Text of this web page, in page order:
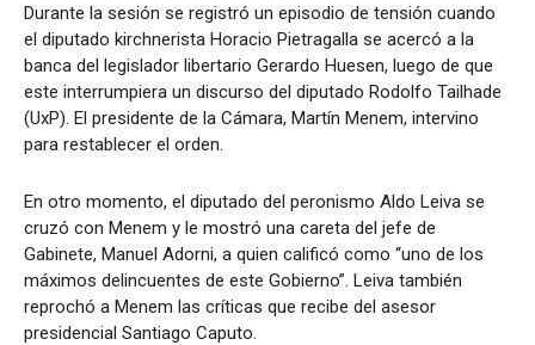
Durante la sesión se registró un episodio de tensión cuando
el diputado kirchnerista Horacio Pietragalla se acercó a la
banca del legislador libertario Gerardo Huesen, luego de que
este interrumpiera un discurso del diputado Rodolfo Tailhade
(UxP). El presidente de la Cámara, Martín Menem, intervino
para restablecer el orden.
En otro momento, el diputado del peronismo Aldo Leiva se
cruzó con Menem y le mostró una careta del jefe de
Gabinete, Manuel Adorni, a quien calificó como “uno de los
máximos delincuentes de este Gobierno”. Leiva también
reprochó a Menem las críticas que recibe del asesor
presidencial Santiago Caputo.